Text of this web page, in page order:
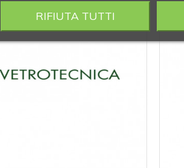
RIFIUTA TUTTI